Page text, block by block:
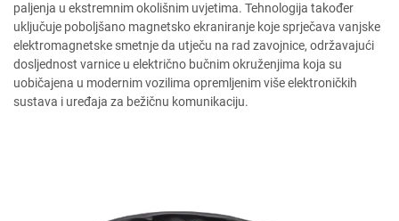
paljenja u ekstremnim okolišnim uvjetima. Tehnologija također
uključuje poboljšano magnetsko ekraniranje koje sprječava vanjske
elektromagnetske smetnje da utječu na rad zavojnice, održavajući
dosljednost varnice u električno bučnim okruženjima koja su
uobičajena u modernim vozilima opremljenim više elektroničkih
sustava i uređaja za bežičnu komunikaciju.